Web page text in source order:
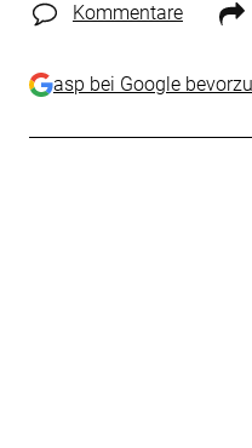
Kommentare
asp bei Google